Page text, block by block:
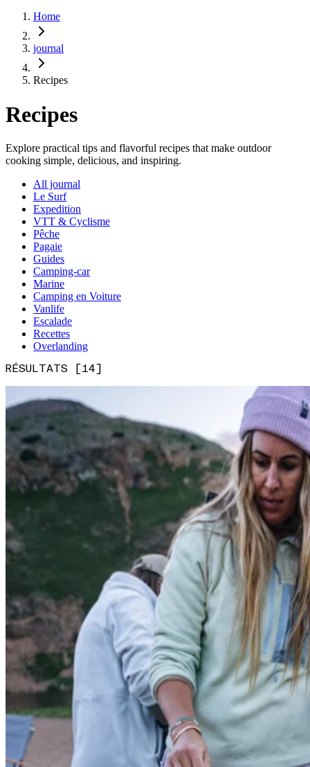
Home
journal
Recipes
Recipes
Explore practical tips and flavorful recipes that make outdoor
cooking simple, delicious, and inspiring.
All journal
Le Surf
Expedition
VTT & Cyclisme
Pêche
Pagaie
Guides
Camping-car
Marine
Camping en Voiture
Vanlife
Escalade
Recettes
Overlanding
RÉSULTATS [14]